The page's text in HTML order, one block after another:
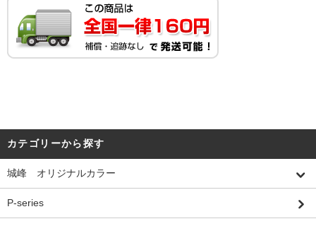
カテゴリーから探す
城峰 オリジナルカラー
P-series